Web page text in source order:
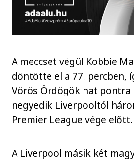
A meccset végül Kobbie
döntötte el a 77. percben,
Vörös Ördögök hat pontra
negyedik Liverpooltól
Premier League vége előtt.
A Liverpool másik két